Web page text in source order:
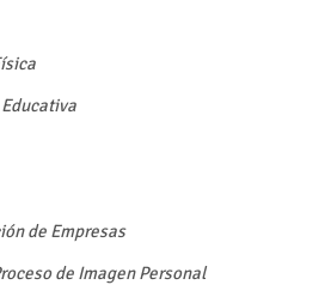
de Empresas
de Imagen Personal